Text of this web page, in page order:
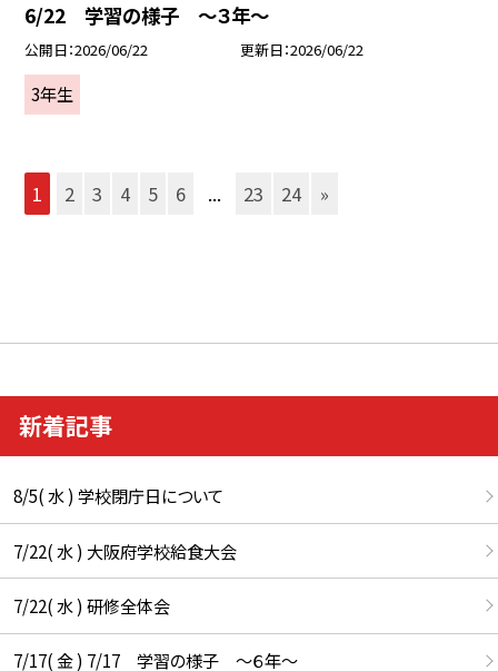
6/22 学習の様子 ～３年～
公開日 2026/06/22 更新日 2026/06/22
3年生
1 2 3 4 5 6 ... 23 24 »
新着記事
8/5( 水 ) 学校閉庁日について
7/22( 水 ) 大阪府学校給食大会
7/22( 水 ) 研修全体会
7/17( 金 ) 7/17 学習の様子 ～６年～